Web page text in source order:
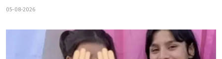
05-08-2026